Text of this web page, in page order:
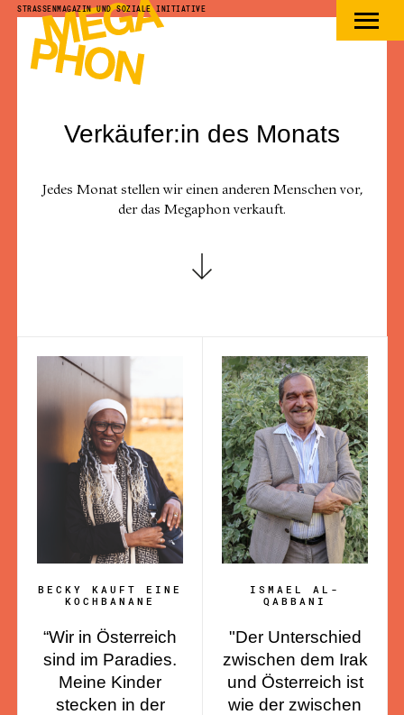
zum
Hauptinhalt
springen
STRASSENMAGAZIN UND SOZIALE INITIATIVE
Verkäufer:in des Monats
Jedes Monat stellen wir einen anderen Menschen vor,
der das Megaphon verkauft.
BECKY KAUFT EINE
KOCHBANANE
“Wir in Österreich
sind im Paradies.
Meine Kinder
stecken in der
ISMAEL AL-
QABBANI
"Der Unterschied
zwischen dem Irak
und Österreich ist
wie der zwischen